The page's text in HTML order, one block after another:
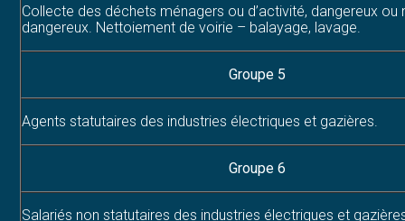
Collecte des déchets ménagers ou d’activité, dangereux ou
dangereux. Nettoiement de voirie – balayage, lavage.
Groupe 5
Agents statutaires des industries électriques et gazières.
Groupe 6
Salariés non statutaires des industries électriques et